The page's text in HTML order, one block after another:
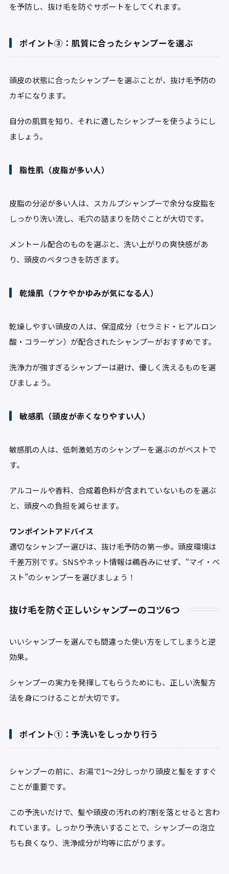
を予防し、抜け毛を防ぐサポートをしてくれます。
ポイント③：肌質に合ったシャンプーを選ぶ
頭皮の状態に合ったシャンプーを選ぶことが、抜け毛予防の
カギになります。
自分の肌質を知り、それに適したシャンプーを使うようにし
ましょう。
脂性肌（皮脂が多い人）
皮脂の分泌が多い人は、スカルプシャンプーで余分な皮脂を
しっかり洗い流し、毛穴の詰まりを防ぐことが大切です。
メントール配合のものを選ぶと、洗い上がりの爽快感があ
り、頭皮のベタつきを防ぎます。
乾燥肌（フケやかゆみが気になる人）
乾燥しやすい頭皮の人は、保湿成分（セラミド・ヒアルロン
酸・コラーゲン）が配合されたシャンプーがおすすめです。
洗浄力が強すぎるシャンプーは避け、優しく洗えるものを選
びましょう。
敏感肌（頭皮が赤くなりやすい人）
敏感肌の人は、低刺激処方のシャンプーを選ぶのがベストで
す。
アルコールや香料、合成着色料が含まれていないものを選ぶ
と、頭皮への負担を減らせます。
ワンポイントアドバイス
適切なシャンプー選びは、抜け毛予防の第一歩。頭皮環境は
千差万別です。SNSやネット情報は鵜呑みにせず、“マイ・ベ
スト”のシャンプーを選びましょう！
抜け毛を防ぐ正しいシャンプーのコツ6つ
いいシャンプーを選んでも間違った使い方をしてしまうと逆
効果。
シャンプーの実力を発揮してもらうためにも、正しい洗髪方
法を身につけることが大切です。
ポイント①：予洗いをしっかり行う
シャンプーの前に、お湯で1〜2分しっかり頭皮と髪をすすぐ
ことが重要です。
この予洗いだけで、髪や頭皮の汚れの約7割を落とせると言わ
れています。しっかり予洗いすることで、シャンプーの泡立
ちも良くなり、洗浄成分が均等に広がります。